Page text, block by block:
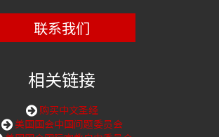
联系我们
相关链接
购买中文圣经
美国国会中国问题委员会